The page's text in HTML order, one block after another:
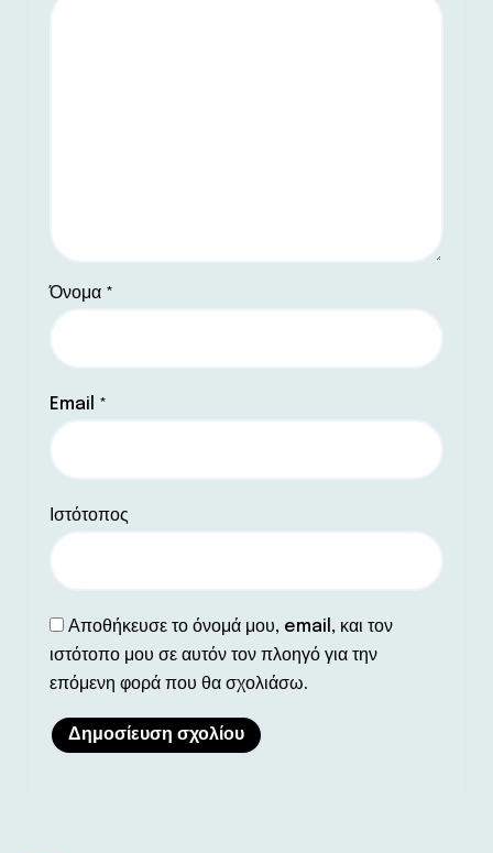
Όνομα *
Email *
Ιστότοπος
Αποθήκευσε το όνομά μου, email, και τον
ιστότοπο μου σε αυτόν τον πλοηγό για την
επόμενη φορά που θα σχολιάσω.